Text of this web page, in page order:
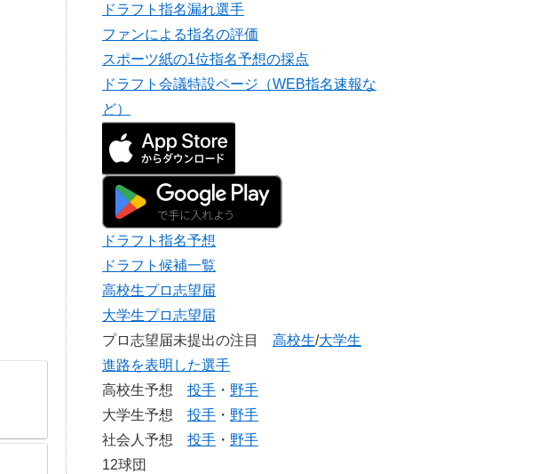
ドラフト指名漏れ選手
ファンによる指名の評価
スポーツ紙の1位指名予想の採点
ドラフト会議特設ページ（WEB指名速報な
ど）
ドラフト指名予想
ドラフト候補一覧
高校生プロ志望届
大学生プロ志望届
プロ志望届未提出の注目 高校生/大学生
進路を表明した選手
高校生予想 投手 ・ 野手
大学生予想 投手 ・ 野手
社会人予想 投手 ・ 野手
12球団